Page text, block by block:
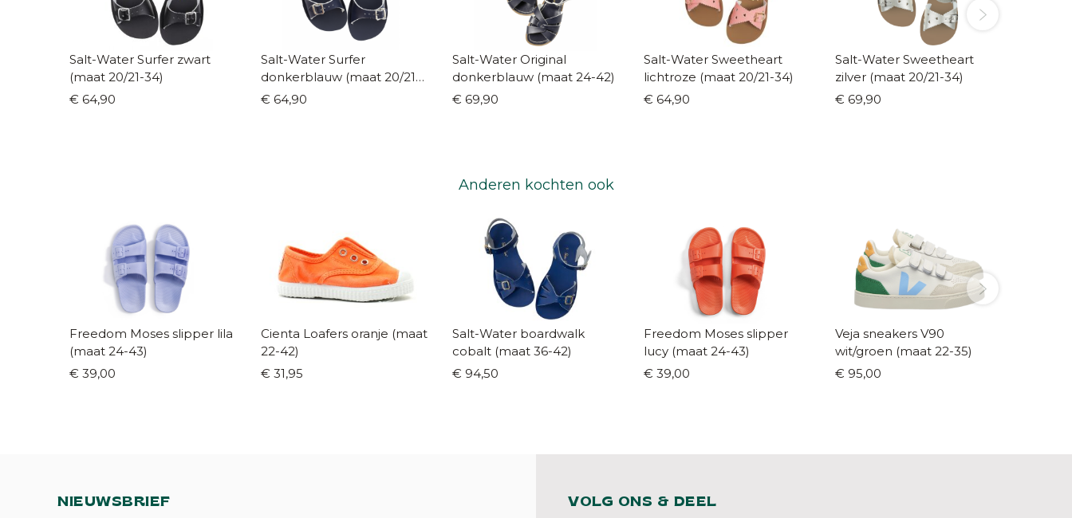
Salt-Water Surfer zwart
(maat 20/21-34)
€ 64,90
Salt-Water Surfer
donkerblauw (maat 20/21-
34)
€ 64,90
Salt-Water Original
donkerblauw (maat 24-42)
€ 69,90
Salt-Water Sweetheart
lichtroze (maat 20/21-34)
€ 64,90
Salt-Water Sweetheart
zilver (maat 20/21-34)
€ 69,90
Anderen kochten ook
Freedom Moses slipper lila
(maat 24-43)
€ 39,00
Cienta Loafers oranje (maat
22-42)
€ 31,95
Salt-Water boardwalk
cobalt (maat 36-42)
€ 94,50
Freedom Moses slipper
lucy (maat 24-43)
€ 39,00
Veja sneakers V90
wit/groen (maat 22-35)
€ 95,00
NIEUWSBRIEF VOLG ONS & DEEL